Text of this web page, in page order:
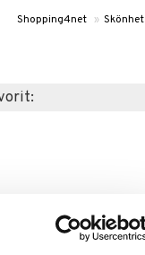
Shopping4net » Skönhet